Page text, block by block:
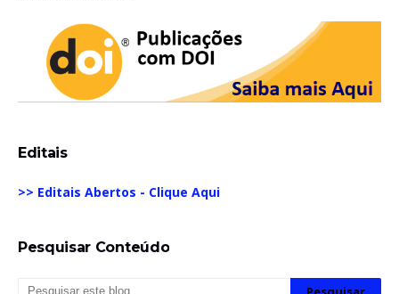
Editais
>> Editais Abertos - Clique Aqui
Pesquisar Conteúdo